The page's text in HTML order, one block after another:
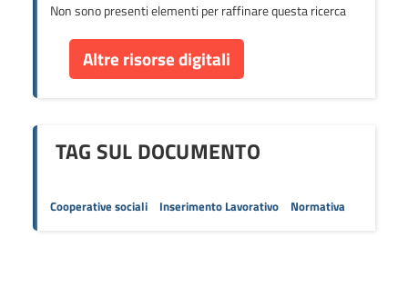
Non sono presenti elementi per raffinare questa ricerca
Altre risorse digitali
TAG SUL DOCUMENTO
Cooperative sociali Inserimento Lavorativo Normativa